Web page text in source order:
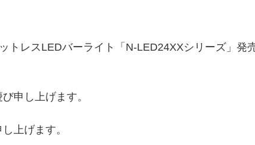
ットレスLEDバーライト「N-LED24XXシリーズ」発
申し上げます。
上げます。